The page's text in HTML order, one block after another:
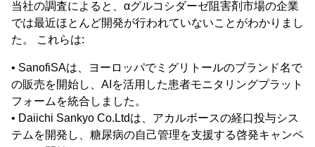
当社の調査によると、αグルコシダーゼ阻害剤市場の企業
では最近ほとんど開発が行われていないことがわかりまし
た。 これらは:
• SanofiSAは、ヨーロッパでミグリトールのブランド名で
の販売を開始し、AIを活用した患者モニタリングプラット
フォームを統合しました。
• Daiichi Sankyo Co.Ltdは、アカルボースの経口投与シス
テムを開発し、糖尿病の自己管理を支援する啓発キャンペ